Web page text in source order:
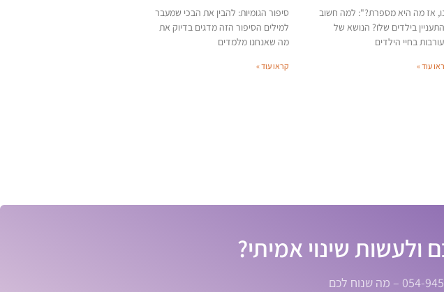
אז מה היא מספרת?": למה חשוב
בילדים שלו? הנושא של
בחיי הילדים
עוד »
סיפור הגומיות: להבין את הבכי שמעבר
למילים הסיפור הזה מדגים בדיוק את
מה שאנחנו מלמדים
קראו עוד »
ולעשות שינוי אמיתי?